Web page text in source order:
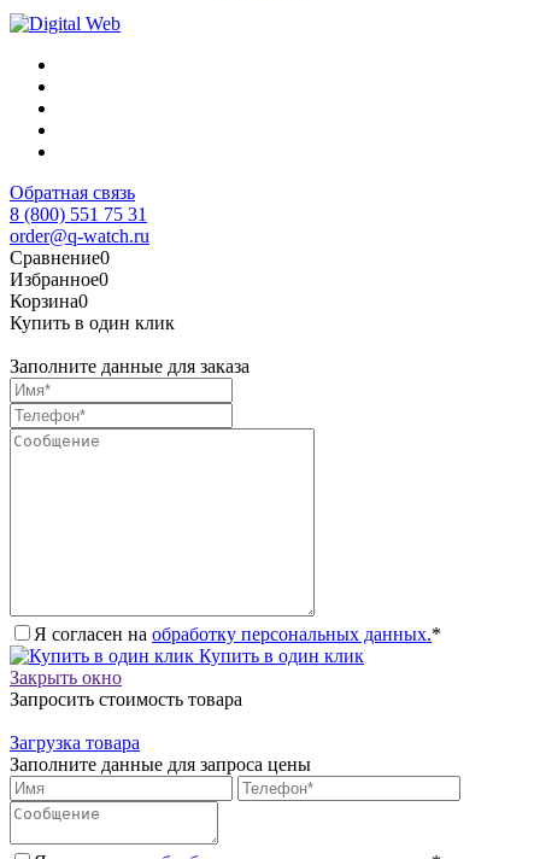
Обратная связь
8 (800) 551 75 31
order@q-watch.ru
Сравнение0
Избранное0
Корзина0
Купить в один клик
Заполните данные для заказа
Я согласен на обработку персональных данных.*
Купить в один клик
Закрыть окно
Запросить стоимость товара
Загрузка товара
Заполните данные для запроса цены